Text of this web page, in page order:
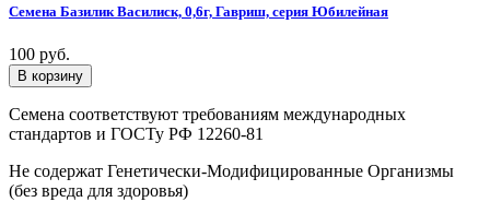
Семена Базилик Василиск, 0,6г, Гавриш, серия Юбилейная
100 руб.
Семена соответствуют требованиям международных
стандартов и ГОСТу РФ 12260-81
Не содержат Генетически-Модифицированные Организмы
(без вреда для здоровья)